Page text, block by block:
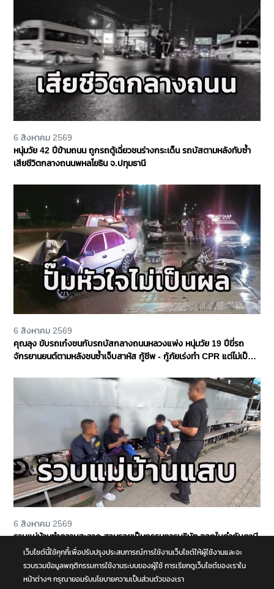
6 สิงหาคม 2569
หนุ่มวัย 42 ปีข้ามถนน ถูกรถตู้เฉี่ยวชนร่างกระเด็น รถบัสตามหลังทับซ้ำ
เสียชีวิตกลางถนนพหลโยธิน จ.ปทุมธานี
6 สิงหาคม 2569
คุณลุง ขับรถเก๋งชนกับรถบัสกลางถนนหลวงแพ่ง หนุ่มวัย 19 ปีขี่รถ
จักรยานยนต์ตามหลังชนซ้ำเจ็บสาหัส กู้ชีพ - กู้ภัยเร่งทำ CPR แต่ไม่เป็น
6 สิงหาคม 2569
รวบแม่บ้านทำความสะอาด สวมรอยเป็นกรรมการบริษัท ออกใบกำกับภาษี
ปลอมจำนวน 535 ฉบับ รัฐเสียหายกว่า 129 ล้านบาท
เว็บไซต์นี้ใช้คุกกี้เพื่อปรับปรุงประสบการณ์การใช้งานเว็บไซต์ให้ผู้ใช้งานและจะ
รวบรวมข้อมูลพฤติกรรมการใช้งานระบบของผู้ใช้ การเรียกดูเว็บไซต์ของเราใน
หน้าต่างๆ กรุณายอมรับนโยบายความเป็นส่วนตัวของเรา